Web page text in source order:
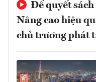
Để quyết
Nâng cao hiệu
chủ trương phát